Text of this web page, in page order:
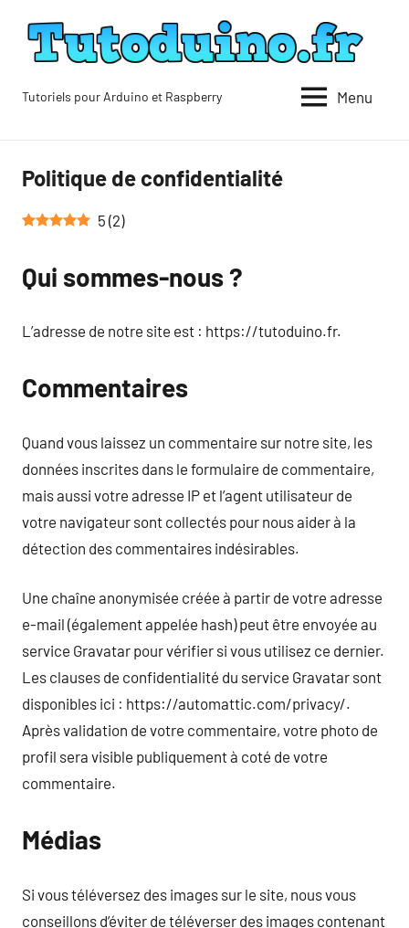
contenu
Tutoduino
Tutoriels pour Arduino et Raspberry Menu
Politique de confidentialité
5 (2)
Qui sommes-nous ?
L’adresse de notre site est : https://tutoduino.fr.
Commentaires
Quand vous laissez un commentaire sur notre site, les
données inscrites dans le formulaire de commentaire,
mais aussi votre adresse IP et l’agent utilisateur de
votre navigateur sont collectés pour nous aider à la
détection des commentaires indésirables.
Une chaîne anonymisée créée à partir de votre adresse
e-mail (également appelée hash) peut être envoyée au
service Gravatar pour vérifier si vous utilisez ce dernier.
Les clauses de confidentialité du service Gravatar sont
disponibles ici : https://automattic.com/privacy/.
Après validation de votre commentaire, votre photo de
profil sera visible publiquement à coté de votre
commentaire.
Médias
Si vous téléversez des images sur le site, nous vous
conseillons d’éviter de téléverser des images contenant